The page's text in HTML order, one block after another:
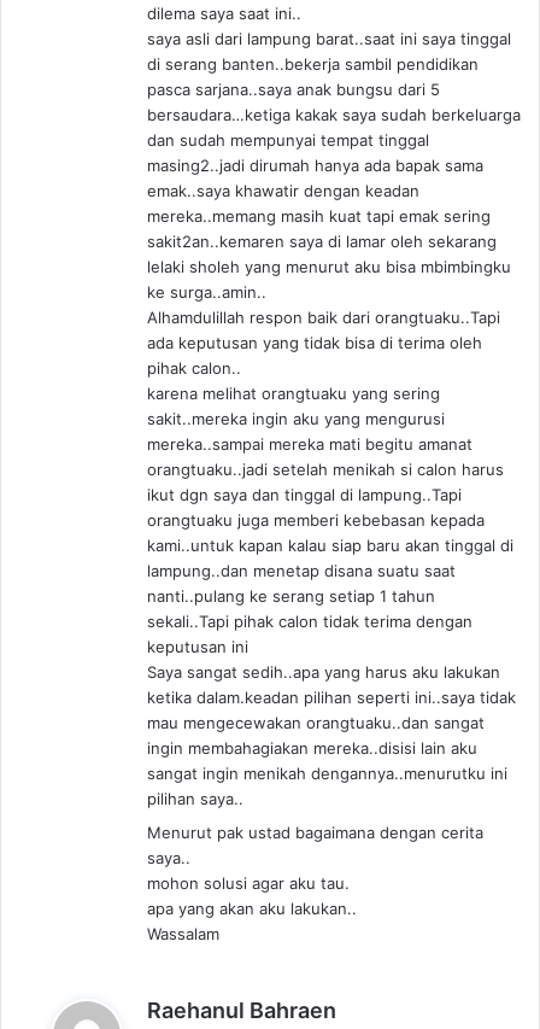
dilema saya saat ini..
saya asli dari lampung barat..saat ini saya tinggal
di serang banten..bekerja sambil pendidikan
pasca sarjana..saya anak bungsu dari 5
bersaudara…ketiga kakak saya sudah berkeluarga
dan sudah mempunyai tempat tinggal
masing2..jadi dirumah hanya ada bapak sama
emak..saya khawatir dengan keadan
mereka..memang masih kuat tapi emak sering
sakit2an..kemaren saya di lamar oleh sekarang
lelaki sholeh yang menurut aku bisa mbimbingku
ke surga..amin..
Alhamdulillah respon baik dari orangtuaku..Tapi
ada keputusan yang tidak bisa di terima oleh
pihak calon..
karena melihat orangtuaku yang sering
sakit..mereka ingin aku yang mengurusi
mereka..sampai mereka mati begitu amanat
orangtuaku..jadi setelah menikah si calon harus
ikut dgn saya dan tinggal di lampung..Tapi
orangtuaku juga memberi kebebasan kepada
kami..untuk kapan kalau siap baru akan tinggal di
lampung..dan menetap disana suatu saat
nanti..pulang ke serang setiap 1 tahun
sekali..Tapi pihak calon tidak terima dengan
keputusan ini
Saya sangat sedih..apa yang harus aku lakukan
ketika dalam.keadan pilihan seperti ini..saya tidak
mau mengecewakan orangtuaku..dan sangat
ingin membahagiakan mereka..disisi lain aku
sangat ingin menikah dengannya..menurutku ini
pilihan saya..
Menurut pak ustad bagaimana dengan cerita
saya..
mohon solusi agar aku tau.
apa yang akan aku lakukan..
Wassalam
Raehanul Bahraen